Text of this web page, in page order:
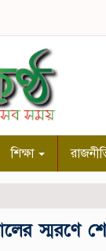
শিক্ষা
স্মরণে